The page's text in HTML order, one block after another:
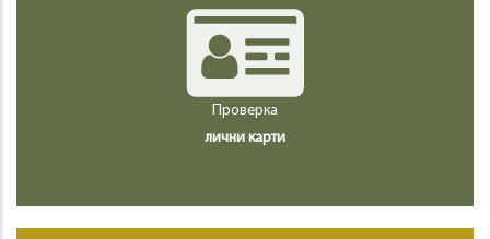
Проверка
лични карти